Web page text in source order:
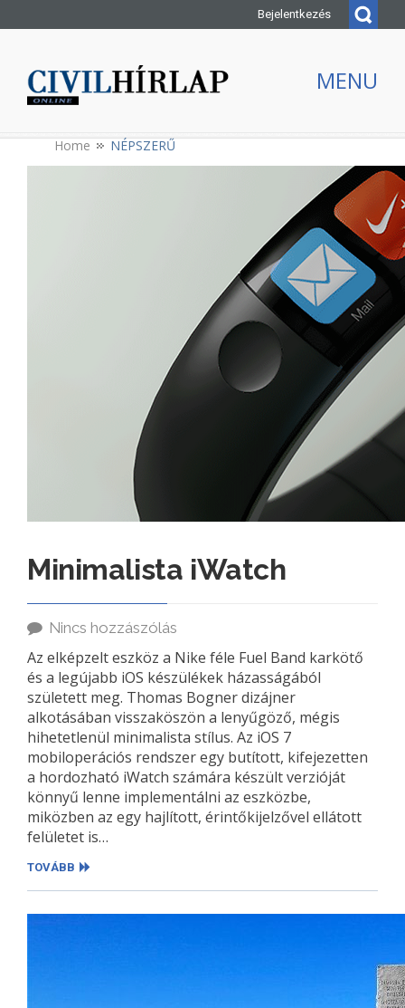
Bejelentkezés
MENU
Home NÉPSZERŰ
Minimalista iWatch
Nincs hozzászólás
Az elképzelt eszköz a Nike féle Fuel Band karkötő
és a legújabb iOS készülékek házasságából
született meg. Thomas Bogner dizájner
alkotásában visszaköszön a lenyűgöző, mégis
hihetetlenül minimalista stílus. Az iOS 7
mobiloperációs rendszer egy butított, kifejezetten
a hordozható iWatch számára készült verzióját
könnyű lenne implementálni az eszközbe,
miközben az egy hajlított, érintőkijelzővel ellátott
felületet is…
TOVÁBB